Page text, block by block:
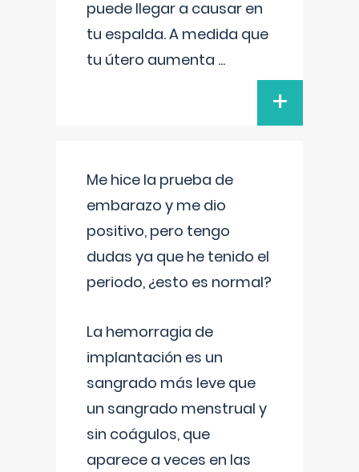
puede llegar a causar en
tu espalda. A medida que
tu útero aumenta ...
+
Me hice la prueba de
embarazo y me dio
positivo, pero tengo
dudas ya que he tenido el
periodo, ¿esto es normal?
La hemorragia de
implantación es un
sangrado más leve que
un sangrado menstrual y
sin coágulos, que
aparece a veces en las